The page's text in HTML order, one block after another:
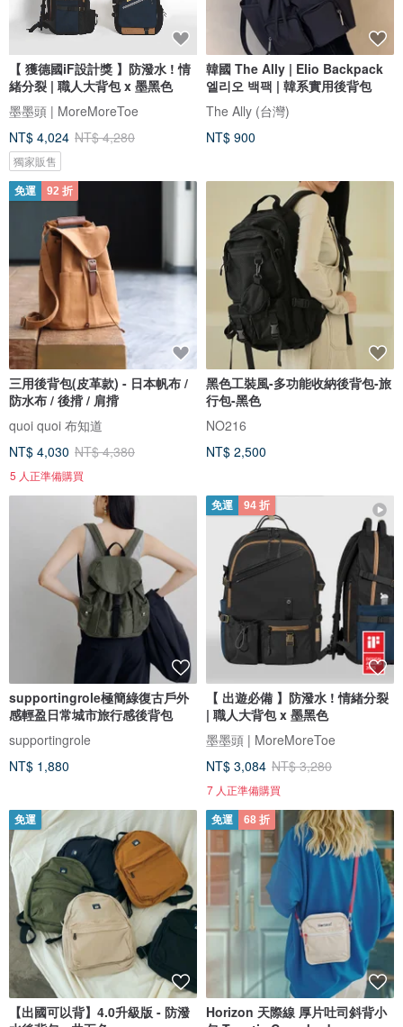
【 獲德國iF設計獎 】防潑水 ! 情
緒分裂 | 職人大背包 x 墨黑色
墨墨頭 | MoreMoreToe
NT$ 4,024 NT$ 4,280
獨家販售
韓國 The Ally | Elio Backpack
엘리오 백팩 | 韓系實用後背包
The Ally (台灣)
NT$ 900
免運 92 折
三用後背包(皮革款) - 日本帆布 /
防水布 / 後揹 / 肩揹
quoi quoi 布知道
NT$ 4,030 NT$ 4,380
5 人正準備購買
黑色工裝風-多功能收納後背包-旅
行包-黑色
NO216
NT$ 2,500
supportingrole極簡綠復古戶外
感輕盈日常城市旅行感後背包
supportingrole
NT$ 1,880
免運 94 折
【 出遊必備 】防潑水 ! 情緒分裂
| 職人大背包 x 墨黑色
墨墨頭 | MoreMoreToe
NT$ 3,084 NT$ 3,280
7 人正準備購買
免運
【出國可以背】4.0升級版 - 防潑
免運 68 折
Horizon 天際線 厚片吐司斜背小